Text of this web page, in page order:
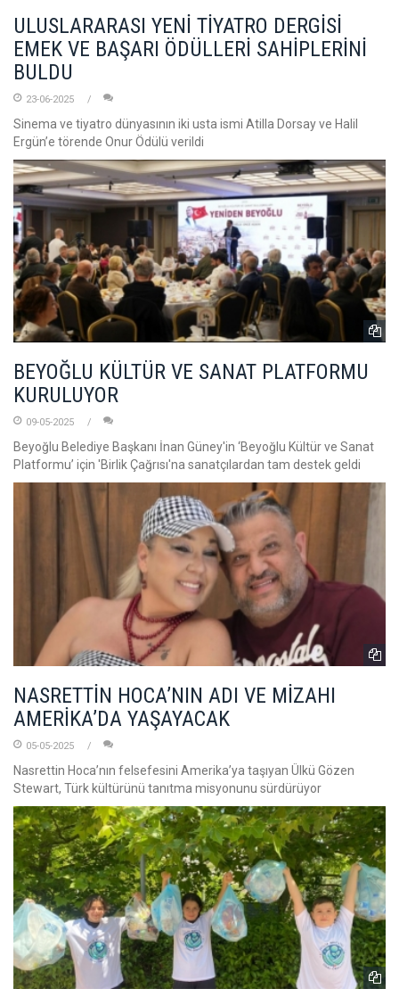
ULUSLARARASI YENİ TİYATRO DERGİSİ
EMEK VE BAŞARI ÖDÜLLERİ SAHİPLERİNİ
BULDU
23-06-2025
Sinema ve tiyatro dünyasının iki usta ismi Atilla Dorsay ve Halil
Ergün’e törende Onur Ödülü verildi
BEYOĞLU KÜLTÜR VE SANAT PLATFORMU
KURULUYOR
09-05-2025
Beyoğlu Belediye Başkanı İnan Güney'in ‘Beyoğlu Kültür ve Sanat
Platformu’ için 'Birlik Çağrısı'na sanatçılardan tam destek geldi
NASRETTİN HOCA’NIN ADI VE MİZAHI
AMERİKA’DA YAŞAYACAK
05-05-2025
Nasrettin Hoca’nın felsefesini Amerika’ya taşıyan Ülkü Gözen
Stewart, Türk kültürünü tanıtma misyonunu sürdürüyor